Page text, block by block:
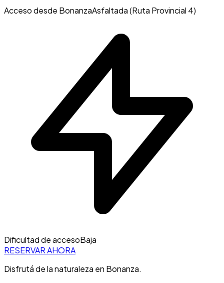
Acceso desde BonanzaAsfaltada (Ruta Provincial 4)
Dificultad de accesoBaja
RESERVAR AHORA
Disfrutá de la naturaleza en Bonanza.